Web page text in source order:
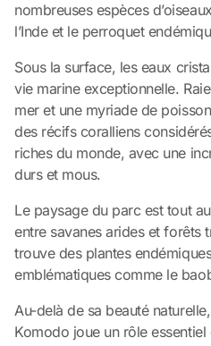
nombreuses espèces
l’Inde et le perroquet
Sous la surface, les eaux
vie marine exceptionnelle.
mer et une myriade de
des récifs coralliens
riches du monde, avec une
durs et mous.
Le paysage du parc est tout
entre savanes arides et forêts
trouve des plantes
emblématiques comme le
Au-delà de sa beauté
Komodo joue un rôle